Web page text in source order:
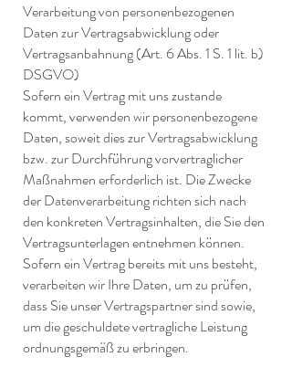
Verarbeitung von personenbezogenen
Daten zur Vertragsabwicklung oder
Vertragsanbahnung (Art. 6 Abs. 1 S. 1 lit. b)
DSGVO)
Sofern ein Vertrag mit uns zustande
kommt, verwenden wir personenbezogene
Daten, soweit dies zur Vertragsabwicklung
bzw. zur Durchführung vorvertraglicher
Maßnahmen erforderlich ist. Die Zwecke
der Datenverarbeitung richten sich nach
den konkreten Vertragsinhalten, die Sie den
Vertragsunterlagen entnehmen können.
Sofern ein Vertrag bereits mit uns besteht,
verarbeiten wir Ihre Daten, um zu prüfen,
dass Sie unser Vertragspartner sind sowie,
um die geschuldete vertragliche Leistung
ordnungsgemäß zu erbringen.